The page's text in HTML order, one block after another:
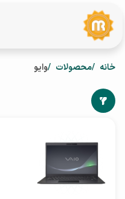
خانه محصولات وایو